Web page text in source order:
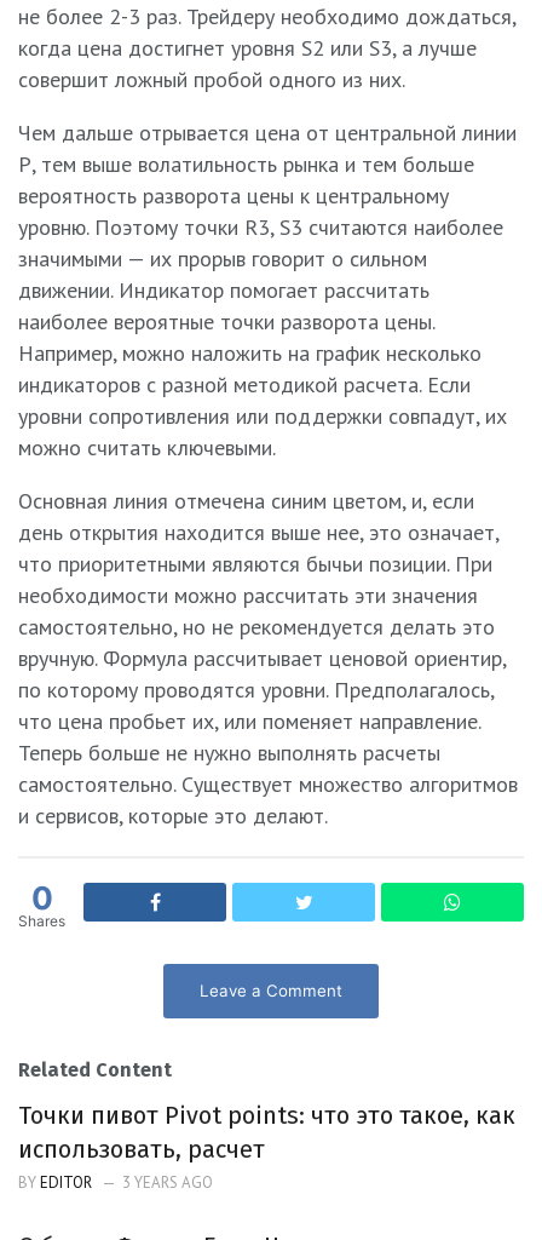
не более 2-3 раз. Трейдеру необходимо дождаться,
когда цена достигнет уровня S2 или S3, а лучше
совершит ложный пробой одного из них.
Чем дальше отрывается цена от центральной линии
Р, тем выше волатильность рынка и тем больше
вероятность разворота цены к центральному
уровню. Поэтому точки R3, S3 считаются наиболее
значимыми — их прорыв говорит о сильном
движении. Индикатор помогает рассчитать
наиболее вероятные точки разворота цены.
Например, можно наложить на график несколько
индикаторов с разной методикой расчета. Если
уровни сопротивления или поддержки совпадут, их
можно считать ключевыми.
Основная линия отмечена синим цветом, и, если
день открытия находится выше нее, это означает,
что приоритетными являются бычьи позиции. При
необходимости можно рассчитать эти значения
самостоятельно, но не рекомендуется делать это
вручную. Формула рассчитывает ценовой ориентир,
по которому проводятся уровни. Предполагалось,
что цена пробьет их, или поменяет направление.
Теперь больше не нужно выполнять расчеты
самостоятельно. Существует множество алгоритмов
и сервисов, которые это делают.
0
Shares
Leave a Comment
Related Content
Точки пивот Pivot points: что это такое, как
использовать, расчет
BYEDITOR 3 YEARS AGO